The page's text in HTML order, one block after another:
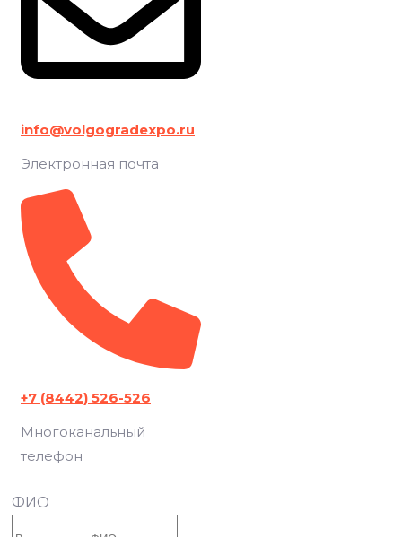
info@volgogradexpo.ru
Электронная почта
+7 (8442) 526-526
Многоканальный
телефон
ФИО